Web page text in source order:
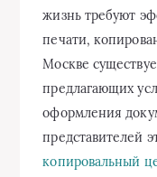
жизнь требуют
печати,
Москве
предлагающих
оформления
представителей
копировальный